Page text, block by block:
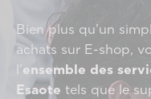
Bien plus qu’un
achats sur E-shop,
l’ensemble des
Esaote tels que le